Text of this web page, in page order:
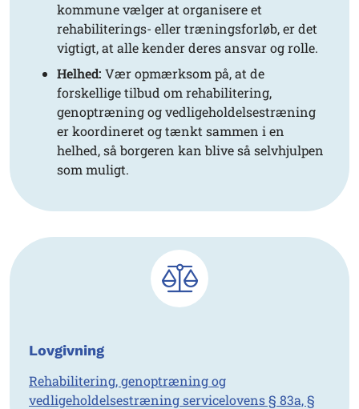
kommune vælger at organisere et
rehabiliterings- eller træningsforløb, er det
vigtigt, at alle kender deres ansvar og rolle.
Helhed: Vær opmærksom på, at de
forskellige tilbud om rehabilitering,
genoptræning og vedligeholdelsestræning
er koordineret og tænkt sammen i en
helhed, så borgeren kan blive så selvhjulpen
som muligt.
Lovgivning
Rehabilitering, genoptræning og
vedligeholdelsestræning servicelovens § 83a, §